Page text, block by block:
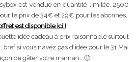
est vendue en quantité limitée, 2500
le prix de 34€ et 29€ pour les abonnés.
est disponible ici !
idée cadeau à prix raisonnable surtout
si vous n’avez pas d’idée pour le 31 Mai
de gâter votre maman… 🙂